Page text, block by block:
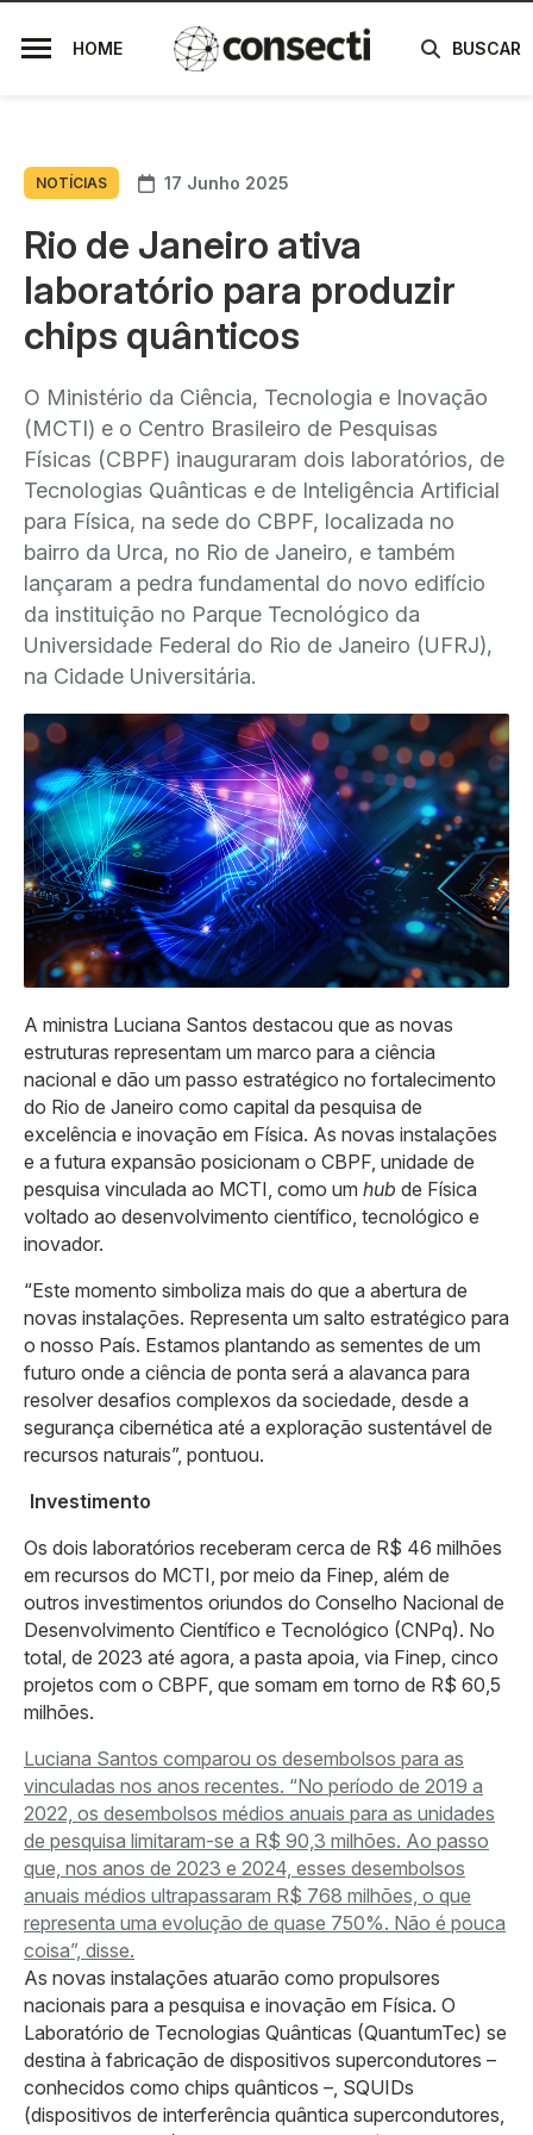
HOME BUSCAR
NOTÍCIAS 17 Junho 2025
Rio de Janeiro ativa
laboratório para produzir
chips quânticos
O Ministério da Ciência, Tecnologia e Inovação
(MCTI) e o Centro Brasileiro de Pesquisas
Físicas (CBPF) inauguraram dois laboratórios, de
Tecnologias Quânticas e de Inteligência Artificial
para Física, na sede do CBPF, localizada no
bairro da Urca, no Rio de Janeiro, e também
lançaram a pedra fundamental do novo edifício
da instituição no Parque Tecnológico da
Universidade Federal do Rio de Janeiro (UFRJ),
na Cidade Universitária.
A ministra Luciana Santos destacou que as novas
estruturas representam um marco para a ciência
nacional e dão um passo estratégico no fortalecimento
do Rio de Janeiro como capital da pesquisa de
excelência e inovação em Física. As novas instalações
e a futura expansão posicionam o CBPF, unidade de
pesquisa vinculada ao MCTI, como um hub de Física
voltado ao desenvolvimento científico, tecnológico e
inovador.
“Este momento simboliza mais do que a abertura de
novas instalações. Representa um salto estratégico para
o nosso País. Estamos plantando as sementes de um
futuro onde a ciência de ponta será a alavanca para
resolver desafios complexos da sociedade, desde a
segurança cibernética até a exploração sustentável de
recursos naturais”, pontuou.
Investimento
Os dois laboratórios receberam cerca de R$ 46 milhões
em recursos do MCTI, por meio da Finep, além de
outros investimentos oriundos do Conselho Nacional de
Desenvolvimento Científico e Tecnológico (CNPq). No
total, de 2023 até agora, a pasta apoia, via Finep, cinco
projetos com o CBPF, que somam em torno de R$ 60,5
milhões.
Luciana Santos comparou os desembolsos para as
vinculadas nos anos recentes. “No período de 2019 a
2022, os desembolsos médios anuais para as unidades
de pesquisa limitaram-se a R$ 90,3 milhões. Ao passo
que, nos anos de 2023 e 2024, esses desembolsos
anuais médios ultrapassaram R$ 768 milhões, o que
representa uma evolução de quase 750%. Não é pouca
coisa”, disse.
As novas instalações atuarão como propulsores
nacionais para a pesquisa e inovação em Física. O
Laboratório de Tecnologias Quânticas (QuantumTec) se
destina à fabricação de dispositivos supercondutores –
conhecidos como chips quânticos –, SQUIDs
(dispositivos de interferência quântica supercondutores,